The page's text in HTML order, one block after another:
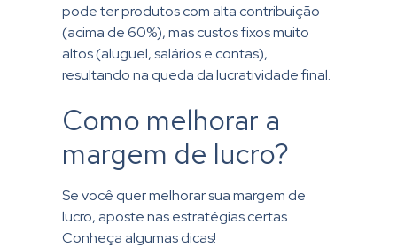
pode ter produtos com alta contribuição
(acima de 60%), mas custos fixos muito
altos (aluguel, salários e contas),
resultando na queda da lucratividade final.
Como melhorar a
margem de lucro?
Se você quer melhorar sua margem de
lucro, aposte nas estratégias certas.
Conheça algumas dicas!